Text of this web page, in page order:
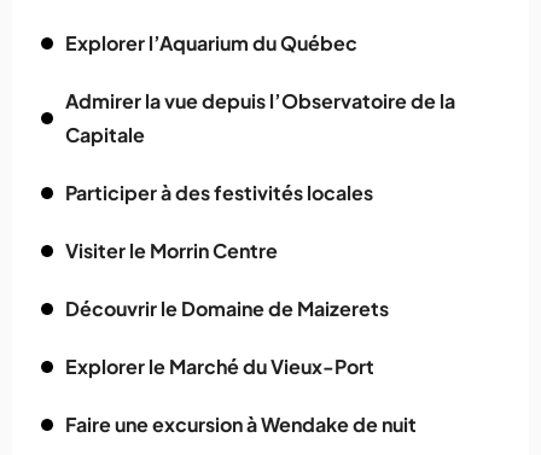
Explorer l’Aquarium du Québec
Admirer la vue depuis l’Observatoire de la
Capitale
Participer à des festivités locales
Visiter le Morrin Centre
Découvrir le Domaine de Maizerets
Explorer le Marché du Vieux-Port
Faire une excursion à Wendake de nuit